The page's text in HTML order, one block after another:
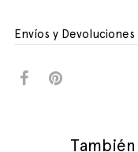
Envíos y Devoluciones